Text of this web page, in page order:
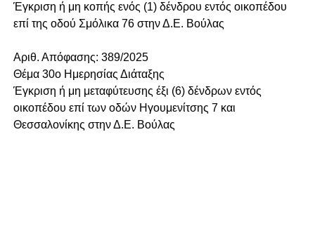
Έγκριση ή μη κοπής ενός (1) δένδρου εντός οικοπέδου
επί της οδού Σμόλικα 76 στην Δ.Ε. Βούλας
Αριθ. Απόφασης: 389/2025
Θέμα 30o Ημερησίας Διάταξης
Έγκριση ή μη μεταφύτευσης έξι (6) δένδρων εντός
οικοπέδου επί των οδών Ηγουμενίτσης 7 και
Θεσσαλονίκης στην Δ.Ε. Βούλας